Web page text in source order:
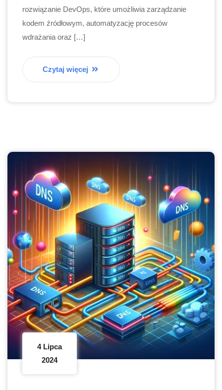
rozwiązanie DevOps, które umożliwia zarządzanie
kodem źródłowym, automatyzację procesów
wdrażania oraz […]
Czytaj więcej
4 Lipca
2024